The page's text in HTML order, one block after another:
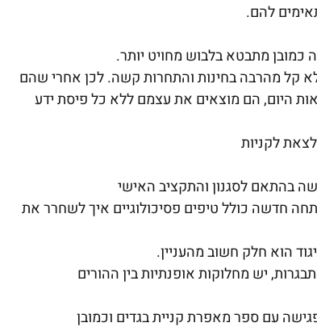
להם.
כמובן מתבטא בלבוש מחויט יותר.
לא קל מהרבה בחינות והתחרות קשה. לכן אחרי שהם
היום, הם מוצאים את עצמם ללא כל פיסת ידע
לקניות
בהתאם לסגנון והתקציב האישי
חדשה כולל טיפים פסיכולוגיים איך לשחרר את
הוא חלק חשוב מהעניין.
יש מחלוקות אופנתיות בין ההורים
עם ספר מאפרת קניית בגדים וכמובן